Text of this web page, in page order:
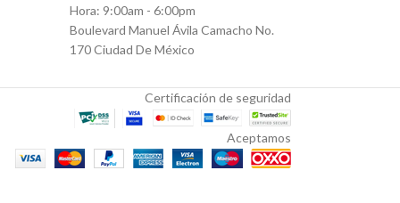
Hora: 9:00am - 6:00pm
Boulevard Manuel Ávila Camacho No.
170 Ciudad De México
Certificación de seguridad
Aceptamos